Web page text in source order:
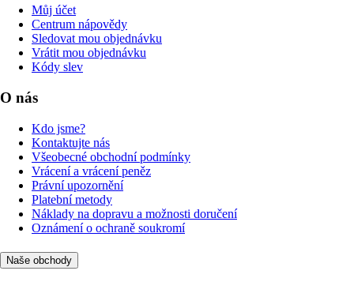
Můj účet
Centrum nápovědy
Sledovat mou objednávku
Vrátit mou objednávku
Kódy slev
O nás
Kdo jsme?
Kontaktujte nás
Všeobecné obchodní podmínky
Vrácení a vrácení peněz
Právní upozornění
Platební metody
Náklady na dopravu a možnosti doručení
Oznámení o ochraně soukromí
Naše obchody